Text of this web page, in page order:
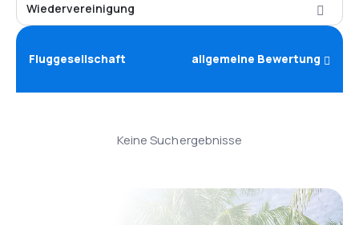
Wiedervereinigung
Fluggesellschaft allgemeine Bewertung
Keine Suchergebnisse